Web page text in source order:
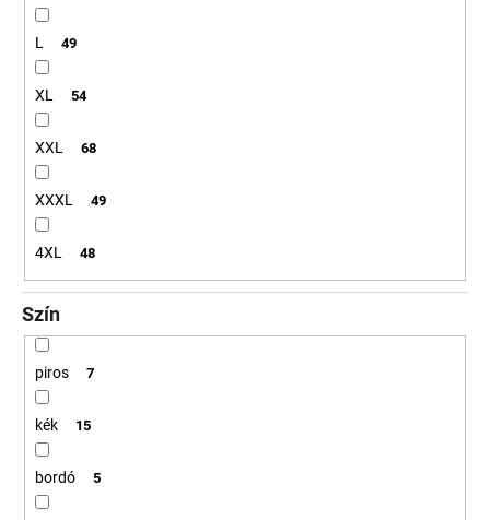
L 49
XL 54
XXL 68
XXXL 49
4XL 48
Szín
piros 7
kék 15
bordó 5